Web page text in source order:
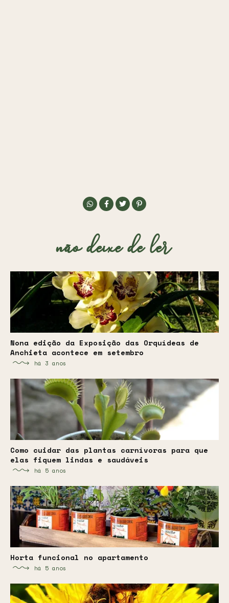
não deixe de ler
Nona edição da Exposição das Orquídeas de
Anchieta acontece em setembro
há 3 anos
Como cuidar das plantas carnívoras para que
elas fiquem lindas e saudáveis
há 5 anos
Horta funcional no apartamento
há 5 anos